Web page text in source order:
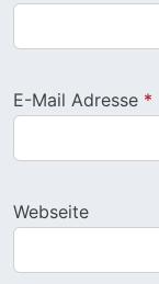
E-Mail Adresse *
Webseite